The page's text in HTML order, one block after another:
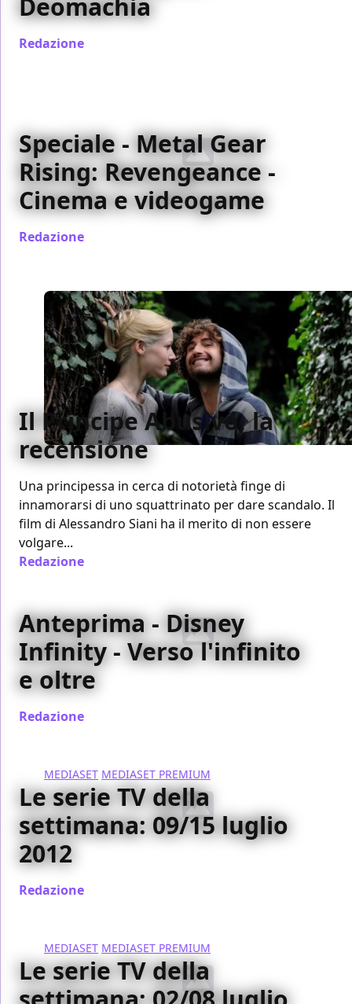
Deomachia
Redazione
Speciale - Metal Gear
Rising: Revengeance -
Cinema e videogame
Redazione
Il Principe Abusivo, la
recensione
Una principessa in cerca di notorietà finge di
innamorarsi di uno squattrinato per dare scandalo. Il
film di Alessandro Siani ha il merito di non essere
volgare...
Redazione
Anteprima - Disney
Infinity - Verso l'infinito
e oltre
Redazione
MEDIASET MEDIASET PREMIUM
Le serie TV della
settimana: 09/15 luglio
2012
Redazione
MEDIASET MEDIASET PREMIUM
Le serie TV della